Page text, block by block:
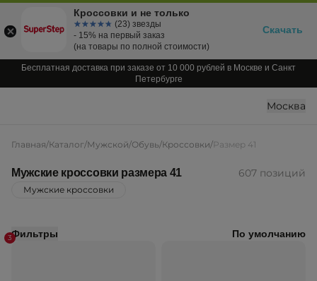
Бесплатная доставка при заказе от 10 000 рублей в Москве и Санкт
Петербурге
Москва
Главная/Каталог/Мужской/Обувь/Кроссовки/Размер 41
Мужские кроссовки размера 41 607 позиций
Мужские кроссовки
3Фильтры По умолчанию
Кроссовки и не только
☆☆☆☆☆
★★★★★ (23) звезды
- 15% на первый заказ
(на товары по полной стоимости)
Скачать